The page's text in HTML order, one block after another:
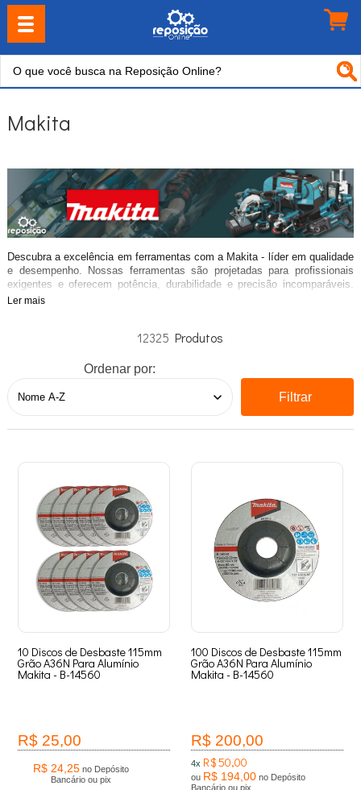
Makita
Descubra a excelência em ferramentas com a Makita - líder em qualidade
e desempenho. Nossas ferramentas são projetadas para profissionais
exigentes e oferecem potência, durabilidade e precisão incomparáveis.
Com um compromisso contínuo com a inovação, a Makita é conhecida
Ler mais
12325
Ordenar por:
Filtrar
10 Discos de Desbaste 115mm
Grão A36N Para Alumínio
Makita - B-14560
R$ 25,00
R$ 24,25 no Depósito
Bancário ou pix
100 Discos de Desbaste 115mm
Grão A36N Para Alumínio
Makita - B-14560
R$ 200,00
4x R$ 50,00
ou R$ 194,00 no Depósito
Bancário ou pix